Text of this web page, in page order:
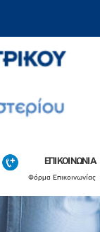
ΕΠΙΚΟΙΝΩΝΙΑ
Φόρμα Επικοινωνίας